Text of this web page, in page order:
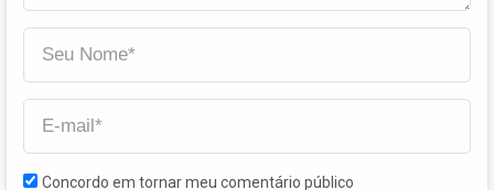
Concordo em tornar meu comentário público